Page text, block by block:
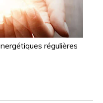
régulières